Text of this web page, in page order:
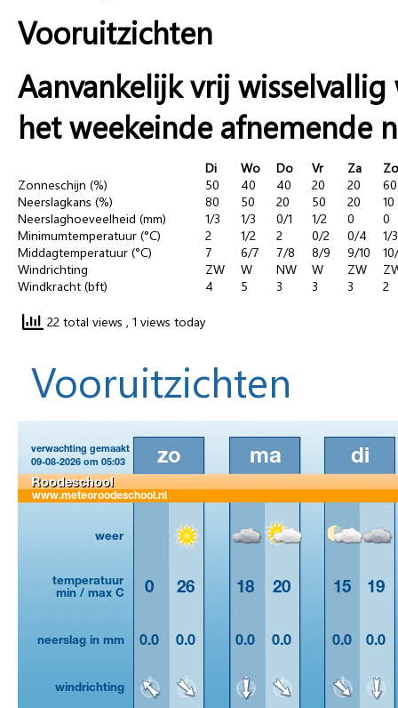
Vooruitzichten
Aanvankelijk vrij
het weekeinde afnemende
Di Wo Do Vr Za
Zo
Zonneschijn (%)
50 40 40 20 20
60
Neerslagkans (%)
80 50 20 50 20
10
Neerslaghoeveelheid (mm)
1/3 1/3 0/1 1/2 0
0
Minimumtemperatuur (°C)
2 1/2 2 0/2 0/4
1/3
Middagtemperatuur (°C)
7 6/7 7/8 8/9 9/10
Windrichting
ZW W NW W ZW
Windkracht (bft)
4 5 3 3 3 2
22 total views , 1 views today
Vooruitzichten